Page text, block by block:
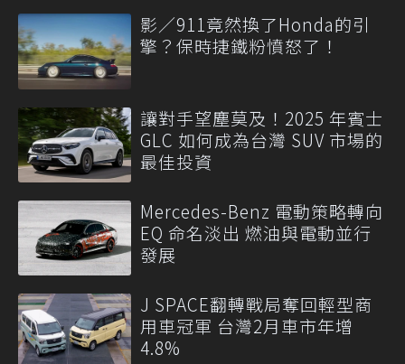
影／911竟然換了Honda的引
擎？保時捷鐵粉憤怒了！
讓對手望塵莫及！2025 年賓士
GLC 如何成為台灣 SUV 市場的
最佳投資
Mercedes-Benz 電動策略轉向
EQ 命名淡出 燃油與電動並行
發展
J SPACE翻轉戰局奪回輕型商
用車冠軍 台灣2月車市年增
4.8%